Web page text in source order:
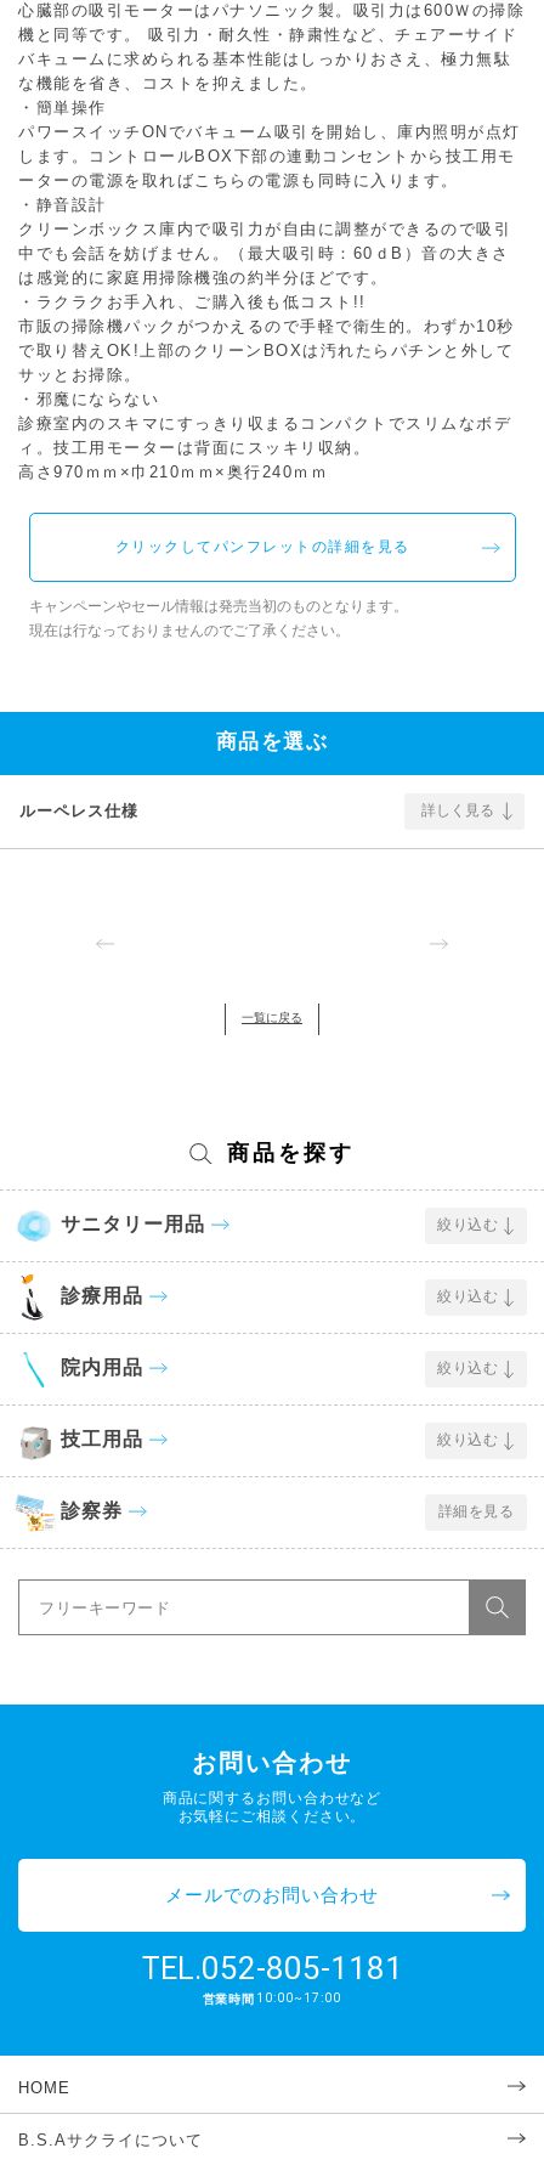
心臓部の吸引モーターはパナソニック製。吸引力は600Ｗの掃除
機と同等です。 吸引力・耐久性・静粛性など、チェアーサイド
バキュームに求められる基本性能はしっかりおさえ、極力無駄
な機能を省き、コストを抑えました。
・簡単操作
パワースイッチONでバキューム吸引を開始し、庫内照明が点灯
します。コントロールBOX下部の連動コンセントから技工用モ
ーターの電源を取ればこちらの電源も同時に入ります。
・静音設計
クリーンボックス庫内で吸引力が自由に調整ができるので吸引
中でも会話を妨げません。（最大吸引時：60ｄB）音の大きさ
は感覚的に家庭用掃除機強の約半分ほどです。
・ラクラクお手入れ、ご購入後も低コスト!!
市販の掃除機パックがつかえるので手軽で衛生的。わずか10秒
で取り替えOK!上部のクリーンBOXは汚れたらパチンと外して
サッとお掃除。
・邪魔にならない
診療室内のスキマにすっきり収まるコンパクトでスリムなボデ
ィ。技工用モーターは背面にスッキリ収納。
高さ970ｍｍ×巾210ｍｍ×奥行240ｍｍ
クリックしてパンフレットの詳細を見る
キャンペーンやセール情報は発売当初のものとなります。
現在は行なっておりませんのでご了承ください。
商品を選ぶ
ルーペレス仕様 詳しく見る
一覧に戻る
商品を探す
サニタリー用品 絞り込む
診療用品 絞り込む
院内用品 絞り込む
技工用品 絞り込む
診察券 詳細を見る
お問い合わせ
商品に関するお問い合わせなど
お気軽にご相談ください。
メールでのお問い合わせ
TEL.052-805-1181
営業時間 10:00~17:00
HOME
B.S.Aサクライについて